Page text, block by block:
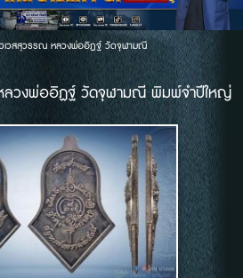
เวสสุวรรณ หลวงพ่ออิฏฐ์ วัดจุฬามณี
ลวงพ่ออิฏฐ์ วัดจุฬามณี พิมพ์จำปีใหญ่